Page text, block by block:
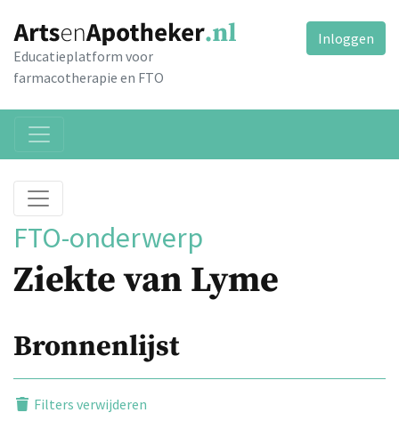
Educatieplatform voor
farmacotherapie en FTO
Inloggen
FTO-onderwerp
Ziekte van Lyme
Bronnenlijst
Filters verwijderen